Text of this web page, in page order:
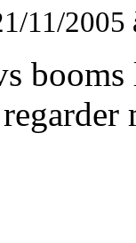
11/2005